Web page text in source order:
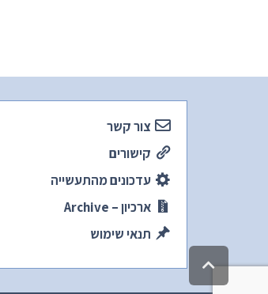
צור קשר
קישורים
עדכונים מהתעשייה
ארכיון – Archive
תנאי שימוש
גלילה
לראש